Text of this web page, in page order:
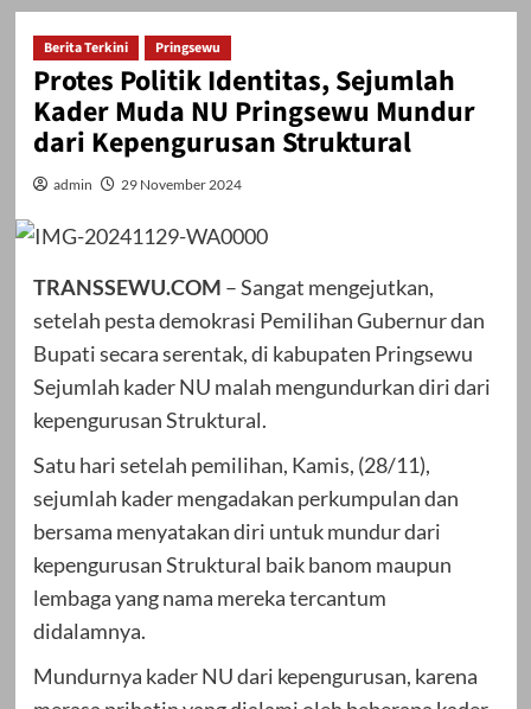
Berita Terkini Pringsewu
Protes Politik Identitas, Sejumlah
Kader Muda NU Pringsewu Mundur
dari Kepengurusan Struktural
admin 29 November 2024
TRANSSEWU.COM – Sangat mengejutkan,
setelah pesta demokrasi Pemilihan Gubernur dan
Bupati secara serentak, di kabupaten Pringsewu
Sejumlah kader NU malah mengundurkan diri dari
kepengurusan Struktural.
Satu hari setelah pemilihan, Kamis, (28/11),
sejumlah kader mengadakan perkumpulan dan
bersama menyatakan diri untuk mundur dari
kepengurusan Struktural baik banom maupun
lembaga yang nama mereka tercantum
didalamnya.
Mundurnya kader NU dari kepengurusan, karena